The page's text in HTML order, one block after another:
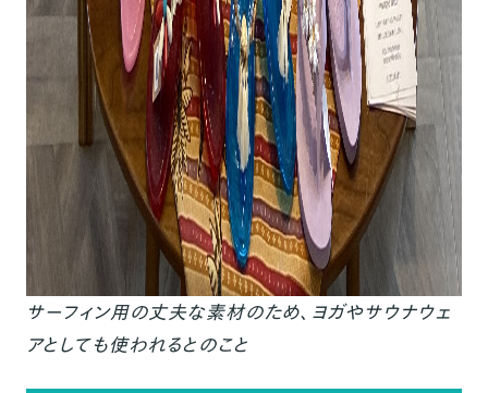
サーフィン用の丈夫な素材のため、ヨガやサウナウェ
アとしても使われるとのこと